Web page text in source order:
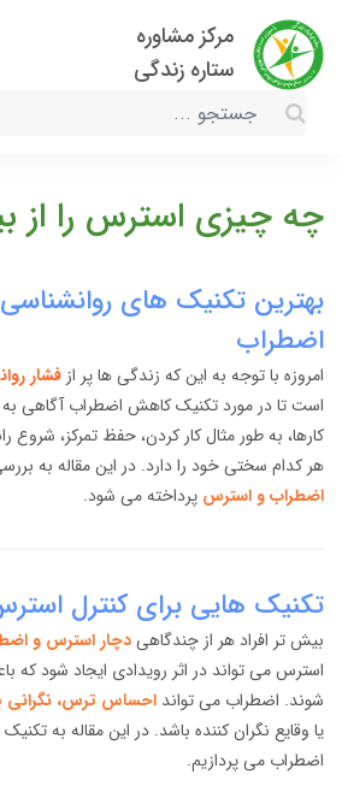
مرکز مشاوره
ستاره زندگی
چه چیزی استرس را از
بهترین تکنیک های
اضطراب
امروزه با توجه به این که زندگی ها پر از فشار
است تا در مورد تکنیک کاهش اضطراب آگاهی به
کارها، به طور مثال کار کردن، حفظ تمرکز، شروع
هر کدام سختی خود را دارد. در این مقاله به
اضطراب و استرس پرداخته می شود.
تکنیک هایی برای کنترل
بیش تر افراد هر از چندگاهیدچار استرس و
استرس می تواند در اثر رویدادی ایجاد شود که
شوند. اضطراب می تواند احساس ترس، نگرانی
یا وقایع نگران کننده باشد. در این مقاله به
اضطراب می پردازیم.